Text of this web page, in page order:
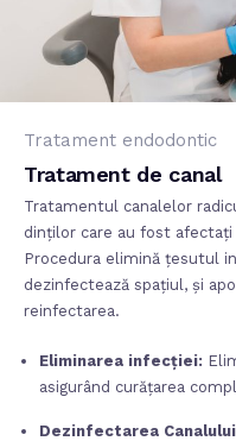
Tratament endodontic
Tratament de canal
Tratamentul canalelor
dinților care au fost
Procedura elimină țesutul
dezinfectează spațiul, și
reinfectarea.
Eliminarea infecției:
asigurând curățarea
Dezinfectarea